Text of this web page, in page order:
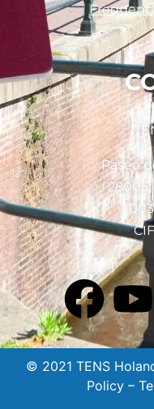
Paseo
28005,
© 2021 TENS
Policy –